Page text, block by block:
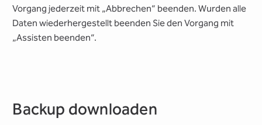
Vorgang jederzeit mit „Abbrechen“ beenden. Wurden alle
Daten wiederhergestellt beenden Sie den Vorgang mit
„Assisten beenden“.
Backup downloaden